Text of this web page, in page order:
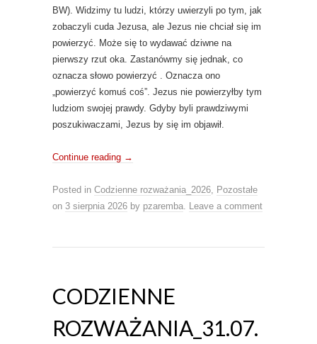
BW). Widzimy tu ludzi, którzy uwierzyli po tym, jak
zobaczyli cuda Jezusa, ale Jezus nie chciał się im
powierzyć. Może się to wydawać dziwne na
pierwszy rzut oka. Zastanówmy się jednak, co
oznacza słowo powierzyć . Oznacza ono
„powierzyć komuś coś”. Jezus nie powierzyłby tym
ludziom swojej prawdy. Gdyby byli prawdziwymi
poszukiwaczami, Jezus by się im objawił.
Continue reading →
Posted in Codzienne rozważania_2026, Pozostałe
on 3 sierpnia 2026 by pzaremba. Leave a comment
CODZIENNE
ROZWAŻANIA_31.07.